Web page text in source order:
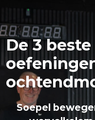
De 3 beste
Soepel